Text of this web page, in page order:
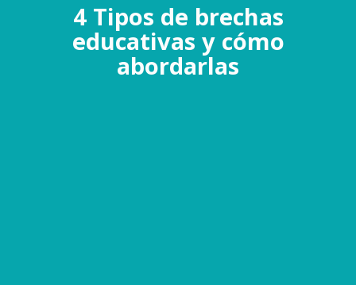
4 Tipos de brechas
educativas y cómo
abordarlas